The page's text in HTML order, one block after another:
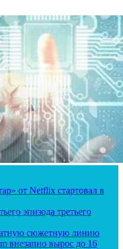
от Netflix стартовал в
эпизода третьего
сюжетную линию
внезапно вырос до 16